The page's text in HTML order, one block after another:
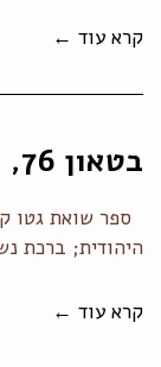
קרא עוד ←
בטאון 76, אפריל 2013
ספר שואת גטו
היהודית; ברכת
קרא עוד ←